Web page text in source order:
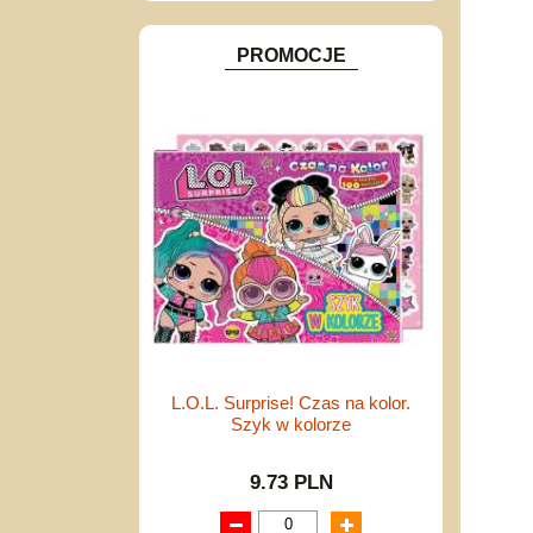
PROMOCJE
L.O.L. Surprise! Czas na kolor.
Szyk w kolorze
9.73 PLN